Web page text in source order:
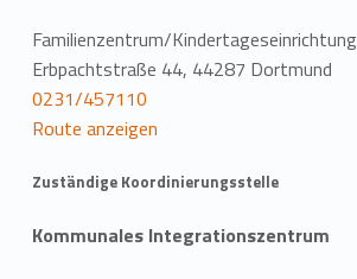
Familienzentrum/Kindertageseinrichtung
Erbpachtstraße 44, 44287 Dortmund
0231/457110
Route anzeigen
Zuständige Koordinierungsstelle
Kommunales Integrationszentrum